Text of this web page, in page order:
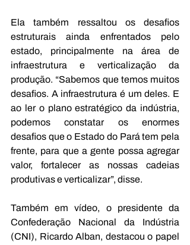
Ela também ressaltou os desafios
estruturais ainda enfrentados pelo
estado, principalmente na área de
infraestrutura e verticalização da
produção. “Sabemos que temos muitos
desafios. A infraestrutura é um deles. E
ao ler o plano estratégico da indústria,
podemos constatar os enormes
desafios que o Estado do Pará tem pela
frente, para que a gente possa agregar
valor, fortalecer as nossas cadeias
produtivas e verticalizar”, disse.
Também em vídeo, o presidente da
Confederação Nacional da Indústria
(CNI), Ricardo Alban, destacou o papel